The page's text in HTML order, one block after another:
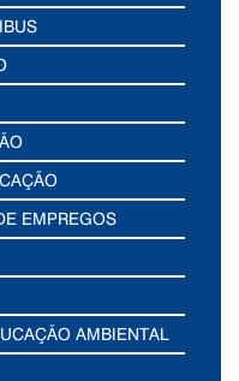
EMPREGOS
AMBIENTAL